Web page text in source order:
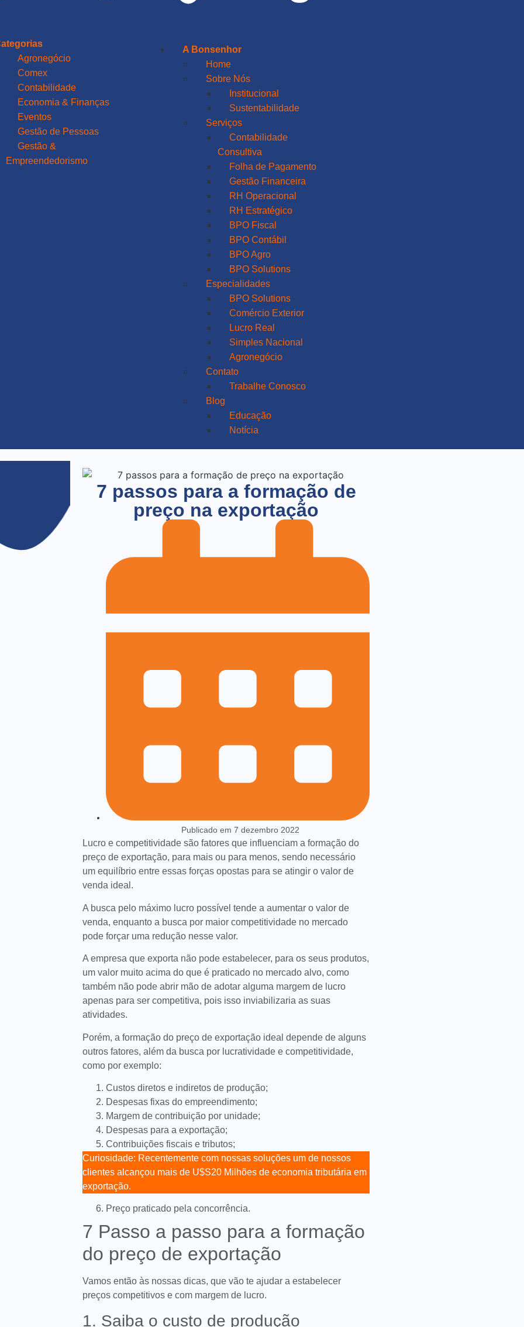
Agronegócio
Comex
Contabilidade
Economia & Finanças
Eventos
Gestão de Pessoas
Gestão &
Empreendedorismo
A Bonsenhor
Home
Sobre Nós
Institucional
Sustentabilidade
Serviços
Contabilidade
Consultiva
Folha de Pagamento
Gestão Financeira
RH Operacional
RH Estratégico
BPO Fiscal
BPO Contábil
BPO Agro
BPO Solutions
Especialidades
BPO Solutions
Comércio Exterior
Lucro Real
Simples Nacional
Agronegócio
Contato
Trabalhe Conosco
Blog
Educação
Notícia
7 passos para a formação de
preço na exportação
Publicado em 7 dezembro 2022
Lucro e competitividade são fatores que influenciam a formação do
preço de exportação, para mais ou para menos, sendo necessário
um equilíbrio entre essas forças opostas para se atingir o valor de
venda ideal.
A busca pelo máximo lucro possível tende a aumentar o valor de
venda, enquanto a busca por maior competitividade no mercado
pode forçar uma redução nesse valor.
A empresa que exporta não pode estabelecer, para os seus produtos,
um valor muito acima do que é praticado no mercado alvo, como
também não pode abrir mão de adotar alguma margem de lucro
apenas para ser competitiva, pois isso inviabilizaria as suas
atividades.
Porém, a formação do preço de exportação ideal depende de alguns
outros fatores, além da busca por lucratividade e competitividade,
como por exemplo:
Custos diretos e indiretos de produção;
Despesas fixas do empreendimento;
Margem de contribuição por unidade;
Despesas para a exportação;
Contribuições fiscais e tributos;
Curiosidade: Recentemente com nossas soluções um de nossos
clientes alcançou mais de U$S20 Milhões de economia tributária em
exportação.
Preço praticado pela concorrência.
7 Passo a passo para a formação
do preço de exportação
Vamos então às nossas dicas, que vão te ajudar a estabelecer
preços competitivos e com margem de lucro.
1. Saiba o custo de produção